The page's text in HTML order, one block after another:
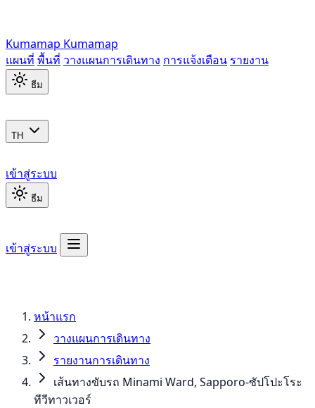
Kumamap Kumamap
แผนที่ พื้นที่ วางแผนการเดินทาง การแจ้งเตือน รายงาน
ธีม
TH
เข้าสู่ระบบ
ธีม
เข้าสู่ระบบ
หน้าแรก
วางแผนการเดินทาง
รายงานการเดินทาง
เส้นทางขับรถ Minami Ward, Sapporo-ซัปโปะโระ
ทีวีทาวเวอร์